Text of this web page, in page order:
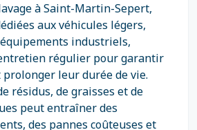
à Saint-Martin-Sepert,
aux véhicules légers,
industriels,
régulier pour garantir
leur durée de vie.
résidus, de graisses et de
peut entraîner des
des pannes coûteuses et